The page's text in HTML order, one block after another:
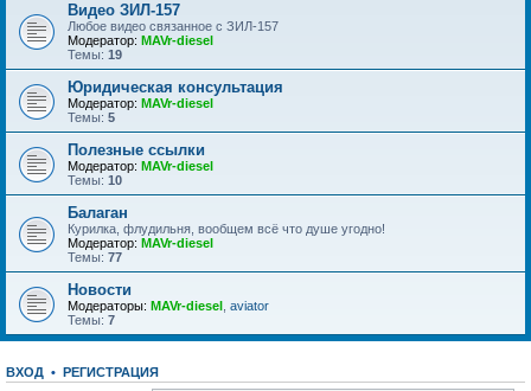
Видео ЗИЛ-157
Любое видео связанное с ЗИЛ-157
Модератор: MAVr-diesel
Темы: 19
Юридическая консультация
Модератор: MAVr-diesel
Темы: 5
Полезные ссылки
Модератор: MAVr-diesel
Темы: 10
Балаган
Курилка, флудильня, вообщем всё что душе угодно!
Модератор: MAVr-diesel
Темы: 77
Новости
Модераторы: MAVr-diesel aviator
Темы: 7
ВХОД • РЕГИСТРАЦИЯ